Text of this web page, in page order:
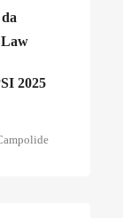
Law
2025